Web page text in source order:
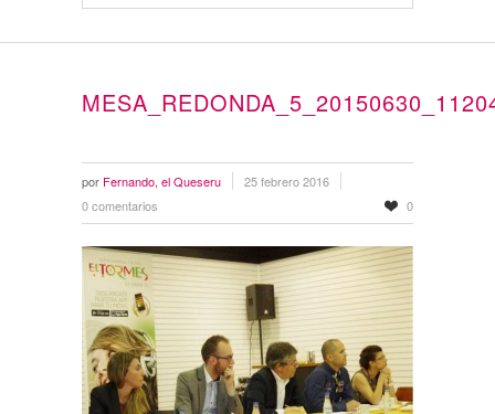
por Fernando, el Queseru
25 febrero 2016
0 comentarios
0